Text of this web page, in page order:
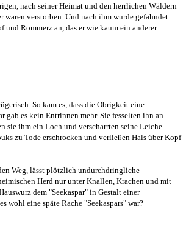
nach seiner Heimat und den herrlichen Wäldern
waren verstorben. Und nach ihm wurde gefahndet:
Rommerz an, das er wie kaum ein anderer
So kam es, dass die Obrigkeit eine
gab es kein Entrinnen mehr. Sie fesselten ihn an
sie ihm ein Loch und verscharrten seine Leiche.
zu Tode erschrocken und verließen Hals über Kopf
Weg, lässt plötzlich undurchdringliche
Herd nur unter Knallen, Krachen und mit
dem "Seekaspar" in Gestalt einer
wohl eine späte Rache "Seekaspars" war?